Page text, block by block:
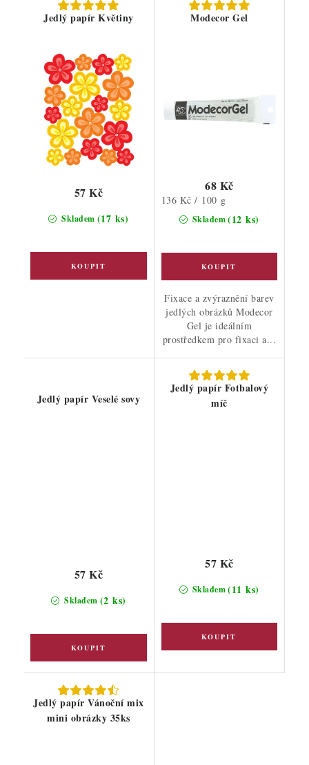
Jedlý papír Květiny
Skladem (17 ks)
57 Kč
Modecor Gel
Skladem(12 ks)
68 Kč
Měrná
cena:
136 Kč / 100 g
Fixace a zvýraznění barev
jedlých obrázků Modecor
Gel je ideálním
prostředkem pro fixaci a...
Jedlý papír Veselé sovy
Skladem (2 ks)
57 Kč
Jedlý papír Fotbalový
míč
Skladem(11 ks)
57 Kč
Jedlý papír Vánoční mix
mini obrázky 35ks